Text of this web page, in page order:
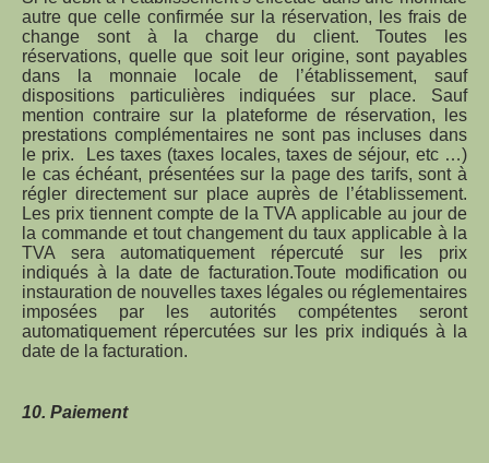
autre que celle confirmée sur la réservation, les frais de
change sont à la charge du client. Toutes les
réservations, quelle que soit leur origine, sont payables
dans la monnaie locale de l’établissement, sauf
dispositions particulières indiquées sur place. Sauf
mention contraire sur la plateforme de réservation, les
prestations complémentaires ne sont pas incluses dans
le prix. Les taxes (taxes locales, taxes de séjour, etc …)
le cas échéant, présentées sur la page des tarifs, sont à
régler directement sur place auprès de l’établissement.
Les prix tiennent compte de la TVA applicable au jour de
la commande et tout changement du taux applicable à la
TVA sera automatiquement répercuté sur les prix
indiqués à la date de facturation.Toute modification ou
instauration de nouvelles taxes légales ou réglementaires
imposées par les autorités compétentes seront
automatiquement répercutées sur les prix indiqués à la
date de la facturation.
10. Paiement